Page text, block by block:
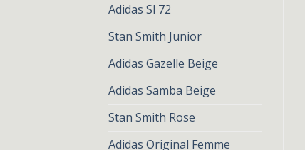
Adidas Sl 72
Stan Smith Junior
Adidas Gazelle Beige
Adidas Samba Beige
Stan Smith Rose
Adidas Original Femme